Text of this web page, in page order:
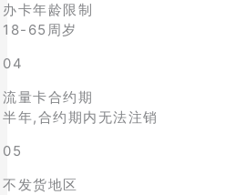
办卡年龄限制
18-65周岁
04
流量卡合约期
半年,合约期内无法注销
05
不发货地区